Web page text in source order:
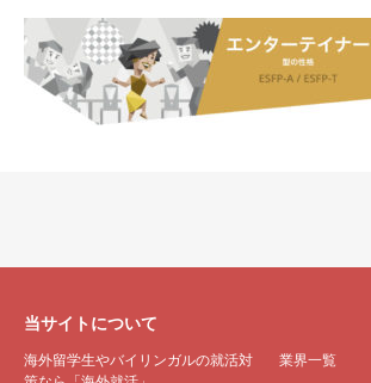
当サイトについて
海外留学生やバイリンガルの就活対
業界一覧